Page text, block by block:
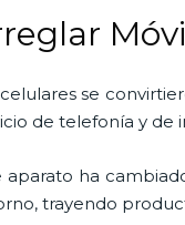
se
de telefonía y de
aparato ha
trayendo